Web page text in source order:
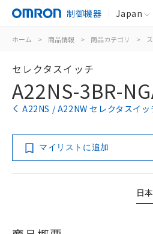
制御機器 Japan
ホーム > 商品情報 > 商品カテゴリ >
セレクタスイッチ
A22NS-3BR-
A22NS / A22NW セレクタスイ
マイリストに追加
日